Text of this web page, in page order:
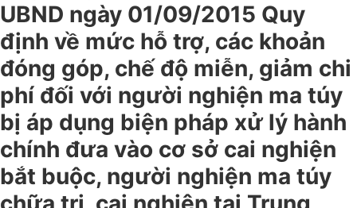
UBND ngày 01/09/2015 Quy
định về mức hỗ trợ, các khoản
đóng góp, chế độ miễn, giảm chi
phí đối với người nghiện ma túy
bị áp dụng biện pháp xử lý hành
chính đưa vào cơ sở cai nghiện
bắt buộc, người nghiện ma túy